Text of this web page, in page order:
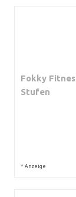
Fokky
Stufen
* Anzeige